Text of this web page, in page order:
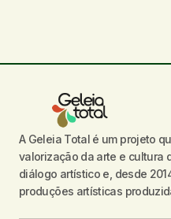
A Geleia Total é um projeto
valorização da arte e cultura
diálogo artístico e, desde
produções artísticas